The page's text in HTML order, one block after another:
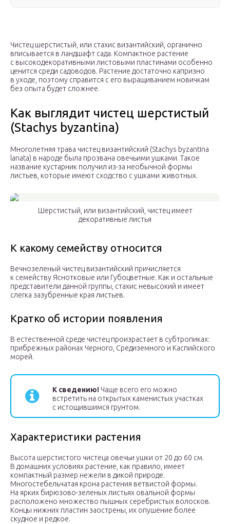
Чистец шерстистый, или стахис византийский, органично
вписывается в ландшафт сада. Компактное растение
с высокодекоративными листовыми пластинами особенно
ценится среди садоводов. Растение достаточно капризно
в уходе, поэтому справится с его выращиванием новичкам
без опыта будет сложнее.
Как выглядит чистец шерстистый
(Stachys byzantina)
Многолетняя трава чистец византийский (Stachys byzantina
lanata) в народе была прозвана овечьими ушками. Такое
название кустарник получил из-за необычной формы
листьев, которые имеют сходство с ушками животных.
Шерстистый, или византийский, чистец имеет
декоративные листья
К какому семейству относится
Вечнозеленый чистец византийский причисляется
к семейству Яснотковые или Губоцветные. Как и остальные
представители данной группы, стахис невысокий и имеет
слегка зазубренные края листьев.
Кратко об истории появления
В естественной среде чистец произрастает в субтропиках:
прибрежных районах Черного, Средиземного и Каспийского
морей.
К сведению! Чаще всего его можно
встретить на открытых каменистых участках
с истощившимся грунтом.
Характеристики растения
Высота шерстистого чистеца овечьи ушки от 20 до 60 см.
В домашних условиях растение, как правило, имеет
компактный размер нежели в дикой природе.
Многостебельчатая крона растения ветвистой формы.
На ярких бирюзово-зеленых листьях овальной формы
расположено множество пышных серебристых волосков.
Концы нижних пластин заострены, их опушение более
скудное и редкое.